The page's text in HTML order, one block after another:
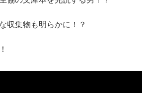
収集物も明らかに！？